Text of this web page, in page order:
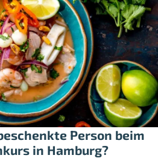
Person beim
in Hamburg?